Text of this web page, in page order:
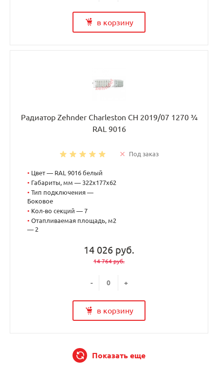
в корзину
Радиатор Zehnder Charleston CH 2019/07 1270 ¾
RAL 9016
Под заказ
• Цвет — RAL 9016 белый
• Габариты, мм — 322x177x62
• Тип подключения —
Боковое
• Кол-во секций — 7
• Отапливаемая площадь, м2
— 2
14 026 руб.
14 764 руб.
- +
в корзину
Показать еще